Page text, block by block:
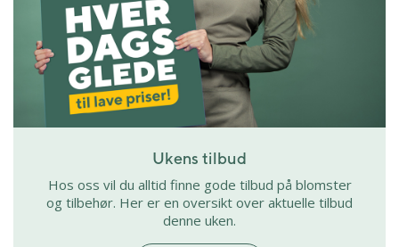
Ukens tilbud
Hos oss vil du alltid finne gode tilbud på blomster
og tilbehør. Her er en oversikt over aktuelle tilbud
denne uken.